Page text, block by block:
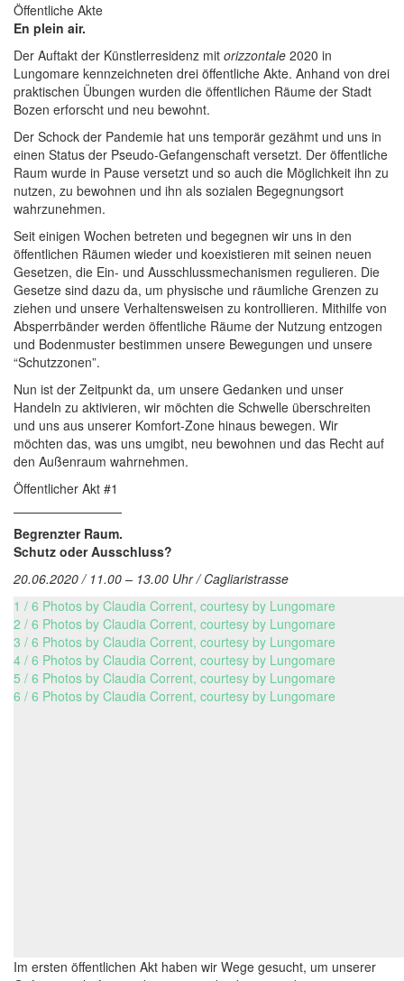
Öffentliche Akte
En plein air.
Der Auftakt der Künstlerresidenz mit orizzontale 2020 in
Lungomare kennzeichneten drei öffentliche Akte. Anhand von drei
praktischen Übungen wurden die öffentlichen Räume der Stadt
Bozen erforscht und neu bewohnt.
Der Schock der Pandemie hat uns temporär gezähmt und uns in
einen Status der Pseudo-Gefangenschaft versetzt. Der öffentliche
Raum wurde in Pause versetzt und so auch die Möglichkeit ihn zu
nutzen, zu bewohnen und ihn als sozialen Begegnungsort
wahrzunehmen.
Seit einigen Wochen betreten und begegnen wir uns in den
öffentlichen Räumen wieder und koexistieren mit seinen neuen
Gesetzen, die Ein- und Ausschlussmechanismen regulieren. Die
Gesetze sind dazu da, um physische und räumliche Grenzen zu
ziehen und unsere Verhaltensweisen zu kontrollieren. Mithilfe von
Absperrbänder werden öffentliche Räume der Nutzung entzogen
und Bodenmuster bestimmen unsere Bewegungen und unsere
“Schutzzonen”.
Nun ist der Zeitpunkt da, um unsere Gedanken und unser
Handeln zu aktivieren, wir möchten die Schwelle überschreiten
und uns aus unserer Komfort-Zone hinaus bewegen. Wir
möchten das, was uns umgibt, neu bewohnen und das Recht auf
den Außenraum wahrnehmen.
Öffentlicher Akt #1
Begrenzter Raum.
Schutz oder Ausschluss?
20.06.2020 / 11.00 – 13.00 Uhr / Cagliaristrasse
1 / 6 Photos by Claudia Corrent, courtesy by Lungomare
2 / 6 Photos by Claudia Corrent, courtesy by Lungomare
3 / 6 Photos by Claudia Corrent, courtesy by Lungomare
4 / 6 Photos by Claudia Corrent, courtesy by Lungomare
5 / 6 Photos by Claudia Corrent, courtesy by Lungomare
6 / 6 Photos by Claudia Corrent, courtesy by Lungomare
Im ersten öffentlichen Akt haben wir Wege gesucht, um unserer